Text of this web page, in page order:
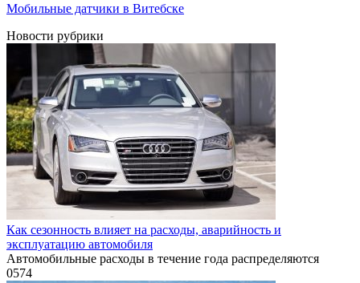
Мобильные датчики в Витебске
Новости рубрики
Как сезонность влияет на расходы, аварийность и
эксплуатацию автомобиля
Автомобильные расходы в течение года распределяются
0574